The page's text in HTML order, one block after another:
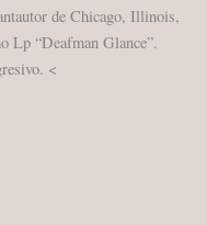
de Chicago, Illinois,
Lp “Deafman Glance”.
<